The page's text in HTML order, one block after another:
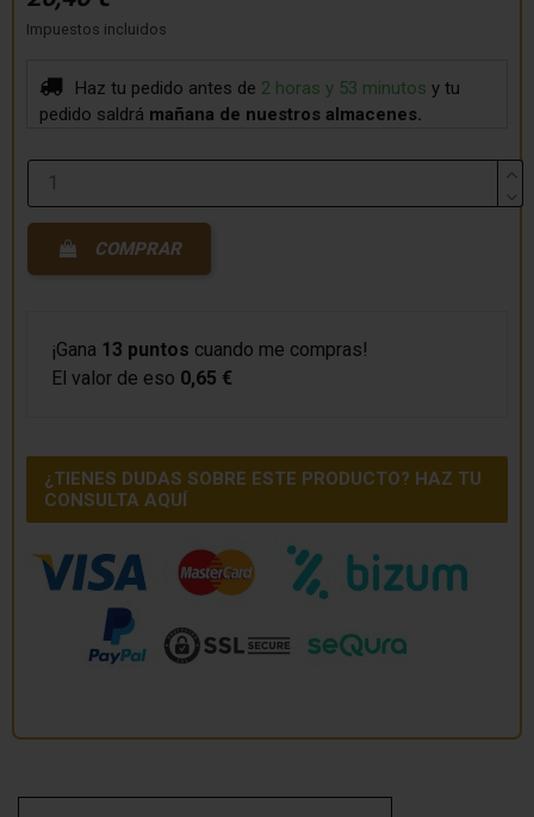
Impuestos incluidos
Haz tu pedido antes de 2 horas y 53 minutos y tu
pedido saldrá mañana de nuestros almacenes.
COMPRAR
¡Gana 13 puntos cuando me compras!
El valor de eso 0,65 €
¿TIENES DUDAS SOBRE ESTE PRODUCTO? HAZ TU
CONSULTA AQUÍ